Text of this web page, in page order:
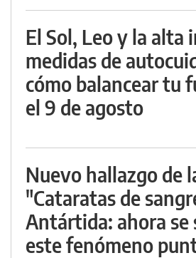
El Sol, Leo y la alta
medidas de
cómo balancear tu
el 9 de agosto
Nuevo hallazgo de
"Cataratas de
Antártida: ahora se
este fenómeno